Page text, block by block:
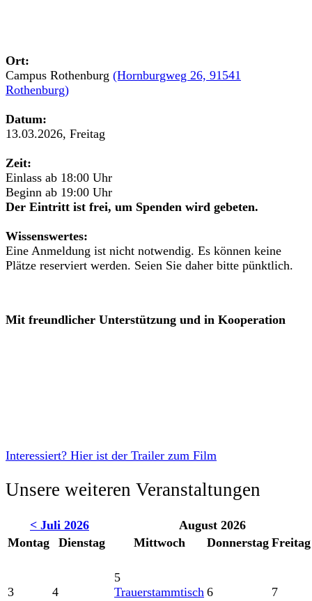
Ort:
Campus Rothenburg (Hornburgweg 26, 91541
Rothenburg)
Datum:
13.03.2026, Freitag
Zeit:
Einlass ab 18:00 Uhr
Beginn ab 19:00 Uhr
Der Eintritt ist frei, um Spenden wird gebeten.
Wissenswertes:
Eine Anmeldung ist nicht notwendig. Es können keine
Plätze reserviert werden. Seien Sie daher bitte pünktlich.
Mit freundlicher Unterstützung und in Kooperation
Interessiert? Hier ist der Trailer zum Film
Unsere weiteren Veranstaltungen
< Juli 2026
August 2026
Montag
Dienstag Mittwoch Donnerstag Freitag
3 4
5
Trauerstammtisch 6 7